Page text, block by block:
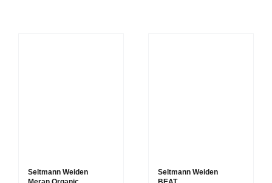
Seltmann Weiden
Seltmann Weiden